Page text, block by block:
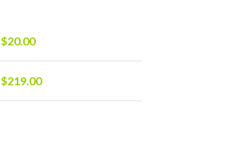
$20.00
$219.00